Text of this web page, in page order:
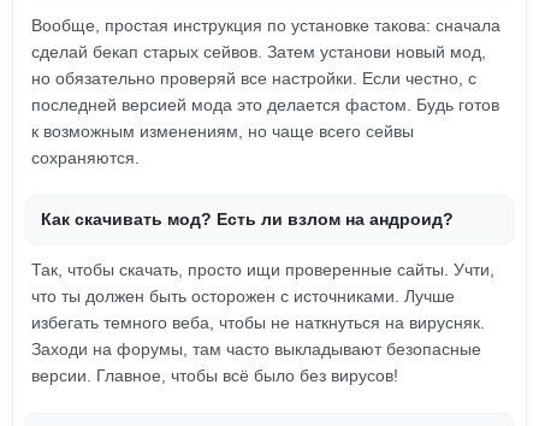
Вообще, простая инструкция по установке такова: сначала
сделай бекап старых сейвов. Затем установи новый мод,
но обязательно проверяй все настройки. Если честно, с
последней версией мода это делается фастом. Будь готов
к возможным изменениям, но чаще всего сейвы
сохраняются.
Как скачивать мод? Есть ли взлом на андроид?
Так, чтобы скачать, просто ищи проверенные сайты. Учти,
что ты должен быть осторожен с источниками. Лучше
избегать темного веба, чтобы не наткнуться на вирусняк.
Заходи на форумы, там часто выкладывают безопасные
версии. Главное, чтобы всё было без вирусов!